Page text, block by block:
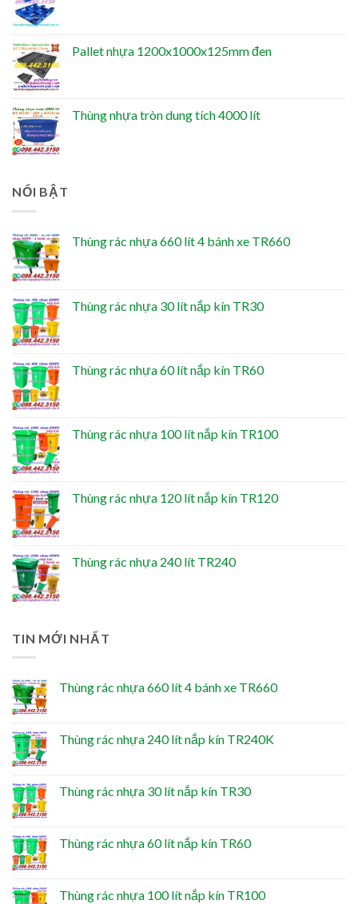
Pallet nhựa 1200x1000x125mm đen
Thùng nhựa tròn dung tích 4000 lít
NỔI BẬT
Thùng rác nhựa 660 lít 4 bánh xe TR660
Thùng rác nhựa 30 lít nắp kín TR30
Thùng rác nhựa 60 lít nắp kín TR60
Thùng rác nhựa 100 lít nắp kín TR100
Thùng rác nhựa 120 lít nắp kín TR120
Thùng rác nhựa 240 lít TR240
TIN MỚI NHẤT
Thùng rác nhựa 660 lít 4 bánh xe TR660
Thùng rác nhựa 240 lít nắp kín TR240K
Thùng rác nhựa 30 lít nắp kín TR30
Thùng rác nhựa 60 lít nắp kín TR60
Thùng rác nhựa 100 lít nắp kín TR100